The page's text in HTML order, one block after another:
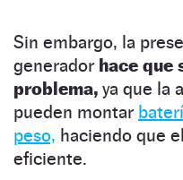
Sin embargo, la
generador hace que
problema, ya que la
pueden montar
peso, haciendo que
eficiente.